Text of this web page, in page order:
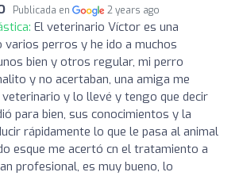
Publicada en 2 years ago
El veterinario Víctor es una
varios perros y he ido a muchos
bien y otros regular, mi perro
y no acertaban, una amiga me
y lo llevé y tengo que decir
para bien, sus conocimientos y la
rápidamente lo que le pasa al animal
esque me acertó cn el tratamiento a
profesional, es muy bueno, lo